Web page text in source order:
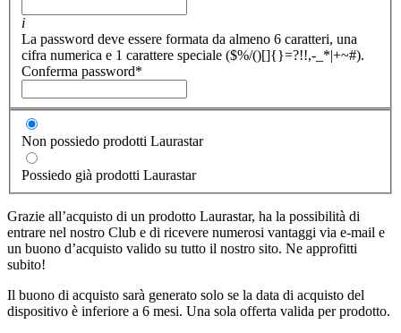
i
La password deve essere formata da almeno 6 caratteri, una
cifra numerica e 1 carattere speciale ($%/()[]{}=?!!,-_*|+~#).
Conferma password*
Non possiedo prodotti Laurastar
Possiedo già prodotti Laurastar
Grazie all’acquisto di un prodotto Laurastar, ha la possibilità di
entrare nel nostro Club e di ricevere numerosi vantaggi via e-mail e
un buono d’acquisto valido su tutto il nostro sito. Ne approfitti
subito!
Il buono di acquisto sarà generato solo se la data di acquisto del
dispositivo è inferiore a 6 mesi. Una sola offerta valida per prodotto.